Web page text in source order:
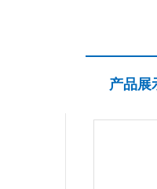
产品展